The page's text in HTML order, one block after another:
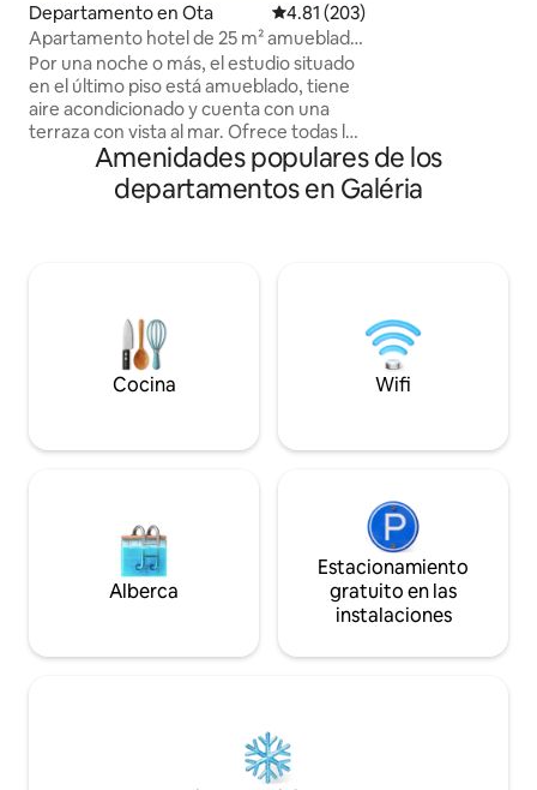
Departamento en Ota Calificación promedio: 4.81 de
4.81 (203)
Apartamento hotel de 25 m² amueblado
y con aire acondicionado
Por una noche o más, el estudio situado
en el último piso está amueblado, tiene
aire acondicionado y cuenta con una
terraza con vista al mar. Ofrece todas las
comodidades necesarias y cerca de
todos los sitios protegidos en el corazón
de las Calanches de Piana. También tiene
Hay una cuna disponible en el lugar con
colchón y sábanas. Servicio de
conserjería de 8:00 a 18:00 del 01/04 al
Amenidades populares de los
departamentos en Galéria
Cocina Wifi
Alberca
Estacionamiento
gratuito en las
instalaciones